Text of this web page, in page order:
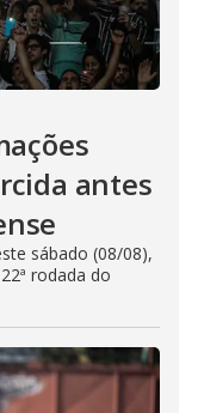
antes
sábado (08/08),
rodada do